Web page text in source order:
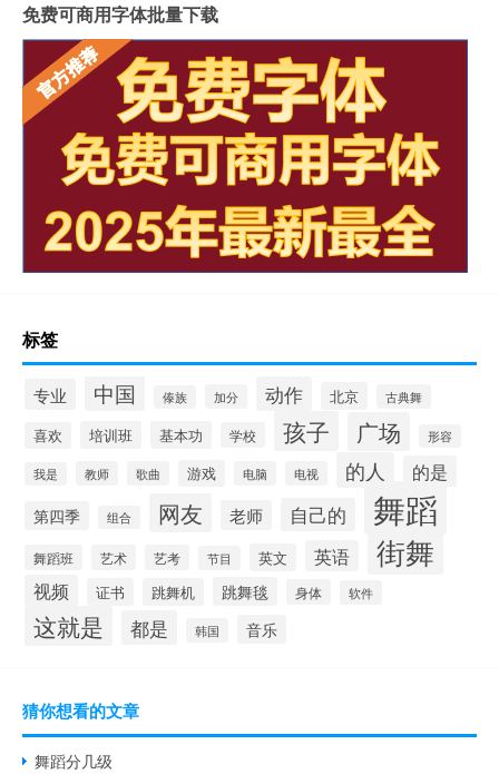
免费可商用字体批量下载
标签
专业 中国 傣族 加分 动作 北京 古典舞
喜欢 培训班 基本功 学校 孩子 广场 形容
我是 教师 歌曲 游戏 电脑 电视 的人 的是
第四季 组合 网友 老师 自己的 舞蹈
舞蹈班 艺术 艺考 节目 英文 英语 街舞
视频 证书 跳舞机 跳舞毯 身体 软件
这就是 都是 韩国 音乐
猜你想看的文章
舞蹈分几级